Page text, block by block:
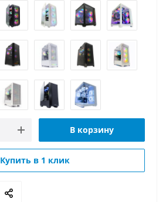
В корзину
Купить в 1 клик